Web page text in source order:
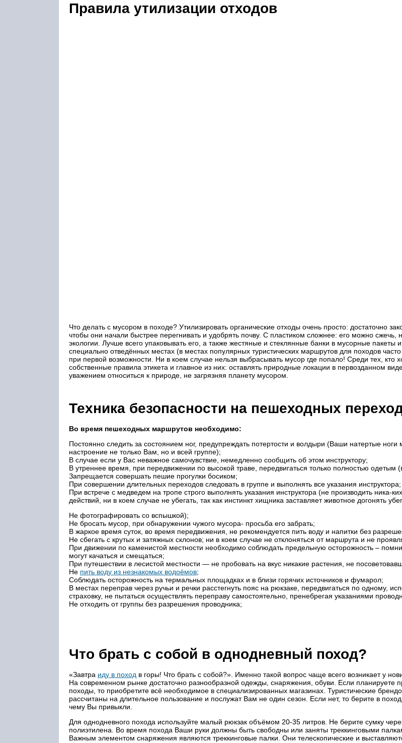
Правила утилизации отходов
Что делать с мусором в походе? Утилизировать органические отходы очень просто: достаточно
чтобы они начали быстрее перегнивать и удобрять почву. С пластиком сложнее: его можно сжечь,
экологии. Лучше всего упаковывать его, а также жестяные и стеклянные банки в мусорные пакеты
специально отведённых местах (в местах популярных туристических маршрутов для походов
при первой возможности. Ни в коем случае нельзя выбрасывать мусор где попало! Среди тех, кто
собственные правила этикета и главное из них: оставлять природные локации в первозданном
уважением относиться к природе, не загрязняя планету мусором.
Техника безопасности на пешеходных
Во время пешеходных маршрутов необходимо:
Постоянно следить за состоянием ног, предупреждать потертости и волдыри (Ваши натертые ноги
настроение не только Вам, но и всей группе);
В случае если у Вас неважное самочувствие, немедленно сообщить об этом инструктору;
В утреннее время, при передвижении по высокой траве, передвигаться только полностью одетым
Запрещается совершать пешие прогулки босиком;
При совершении длительных переходов следовать в группе и выполнять все указания инструктора;
При встрече с медведем на тропе строго выполнять указания инструктора (не производить ника-
действий, ни в коем случае не убегать, так как инстинкт хищника заставляет животное догонять
Не фотографировать со вспышкой);
Не бросать мусор, при обнаружении чужого мусора- просьба его забрать;
В жаркое время суток, во время передвижения, не рекомендуется пить воду и напитки без
Не сбегать с крутых и затяжных склонов; ни в коем случае не отклоняться от маршрута и не
При движении по каменистой местности необходимо соблюдать предельную осторожность –
могут качаться и смещаться;
При путешествии в лесистой местности — не пробовать на вкус никакие растения, не
Не пить воду из незнакомых водоёмов;
Cоблюдать осторожность на термальных площадках и в близи горячих источников и фумарол;
В местах переправ через ручьи и речки расстегнуть пояс на рюкзаке, передвигаться по одному,
страховку, не пытаться осуществлять переправу самостоятельно, пренебрегая указаниями
Не отходить от группы без разрешения проводника;
Что брать с собой в однодневный поход?
«Завтра иду в поход в горы! Что брать с собой?». Именно такой вопрос чаще всего возникает у
На современном рынке достаточно разнообразной одежды, снаряжения, обуви. Если планируете
походы, то приобретите всё необходимое в специализированных магазинах. Туристические
рассчитаны на длительное пользование и послужат Вам не один сезон. Если нет, то берите в
чему Вы привыкли.
Для однодневного похода используйте малый рюкзак объёмом 20-35 литров. Не берите сумку
полиэтилена. Во время похода Ваши руки должны быть свободны или заняты треккинговыми
Важным элементом снаряжения являются треккинговые палки. Они телескопические и